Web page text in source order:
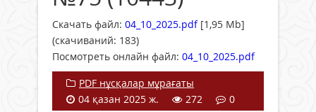
Скачать файл: 04_10_2025.pdf[1,95 Mb]
(cкачиваний: 183)
Посмотреть онлайн файл: 04_10_2025.pdf
PDF нұсқалар мұрағаты
04 қазан 2025 ж.
272 0